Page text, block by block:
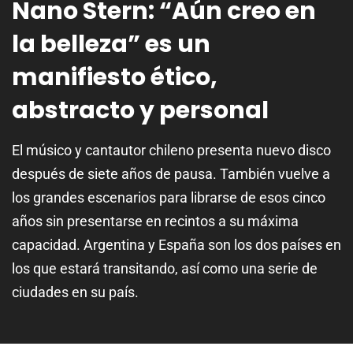
Nano Stern: “Aún creo en
la belleza” es un
manifiesto ético,
abstracto y personal
El músico y cantautor chileno presenta nuevo disco
después de siete años de pausa. También vuelve a
los grandes escenarios para librarse de esos cinco
años sin presentarse en recintos a su máxima
capacidad. Argentina y España son los dos países en
los que estará transitando, así como una serie de
ciudades en su país.